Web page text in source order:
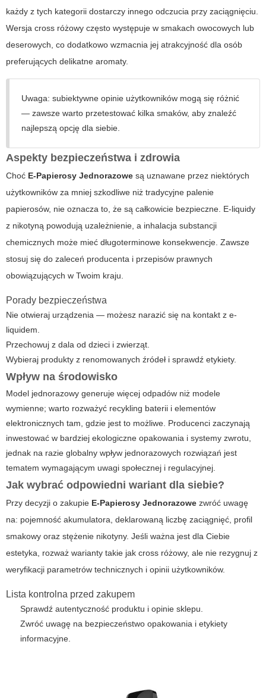
każdy z tych kategorii dostarczy innego odczucia przy zaciągnięciu.
Wersja cross różowy często występuje w smakach owocowych lub
deserowych, co dodatkowo wzmacnia jej atrakcyjność dla osób
preferujących delikatne aromaty.
Uwaga: subiektywne opinie użytkowników mogą się różnić
— zawsze warto przetestować kilka smaków, aby znaleźć
najlepszą opcję dla siebie.
Aspekty bezpieczeństwa i zdrowia
Choć E-Papierosy Jednorazowe są uznawane przez niektórych
użytkowników za mniej szkodliwe niż tradycyjne palenie
papierosów, nie oznacza to, że są całkowicie bezpieczne. E-liquidy
z nikotyną powodują uzależnienie, a inhalacja substancji
chemicznych może mieć długoterminowe konsekwencje. Zawsze
stosuj się do zaleceń producenta i przepisów prawnych
obowiązujących w Twoim kraju.
Porady bezpieczeństwa
Nie otwieraj urządzenia — możesz narazić się na kontakt z e-
liquidem.
Przechowuj z dala od dzieci i zwierząt.
Wybieraj produkty z renomowanych źródeł i sprawdź etykiety.
Wpływ na środowisko
Model jednorazowy generuje więcej odpadów niż modele
wymienne; warto rozważyć recykling baterii i elementów
elektronicznych tam, gdzie jest to możliwe. Producenci zaczynają
inwestować w bardziej ekologiczne opakowania i systemy zwrotu,
jednak na razie globalny wpływ jednorazowych rozwiązań jest
tematem wymagającym uwagi społecznej i regulacyjnej.
Jak wybrać odpowiedni wariant dla siebie?
Przy decyzji o zakupie E-Papierosy Jednorazowe zwróć uwagę
na: pojemność akumulatora, deklarowaną liczbę zaciągnięć, profil
smakowy oraz stężenie nikotyny. Jeśli ważna jest dla Ciebie
estetyka, rozważ warianty takie jak cross różowy, ale nie rezygnuj z
weryfikacji parametrów technicznych i opinii użytkowników.
Lista kontrolna przed zakupem
Sprawdź autentyczność produktu i opinie sklepu.
Zwróć uwagę na bezpieczeństwo opakowania i etykiety
informacyjne.